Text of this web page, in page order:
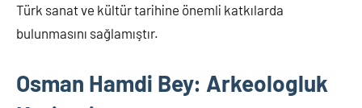
Türk sanat ve kültür tarihine önemli katkılarda
bulunmasını sağlamıştır.
Osman Hamdi Bey: Arkeologluk